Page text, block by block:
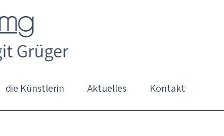
die Künstlerin Aktuelles Kontakt